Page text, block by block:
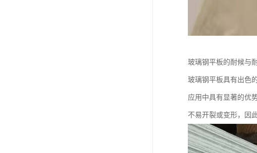
玻璃钢平板的耐候与
玻璃钢平板具有出色
应用中具有显著的优
不易开裂或变形，因